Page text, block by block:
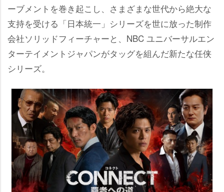
ーブメントを巻き起こし、さまざまな世代から絶大な
支持を受ける「日本統一」シリーズを世に放った制作
会社ソリッドフィーチャーと、NBC ユニバーサルエン
ターテイメントジャパンがタッグを組んだ新たな任侠
シリーズ。